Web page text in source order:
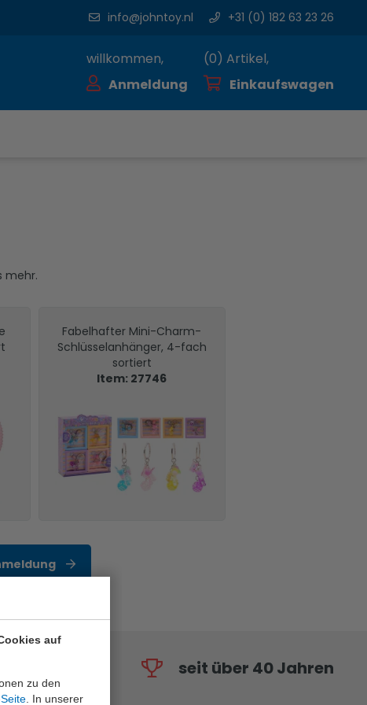
auf
zu den
. In unserer
info@johntoy.nl +31 (0) 182 63 23 26
willkommen,
Anmeldung
(0) Artikel,
Einkaufswagen
mehr.
Fabelhafter Mini-Charm-
Schlüsselanhänger, 4-fach
sortiert
Item: 27746
seit über 40 Jahren